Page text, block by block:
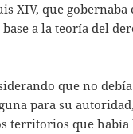
XIV, que gobernaba
a la teoría del
que no
para su
territorios que había